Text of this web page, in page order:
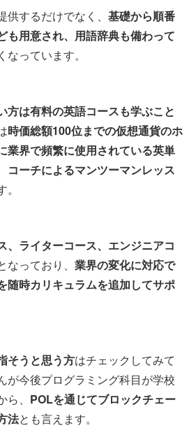
するだけでなく、 基礎から順番
も用意され、用語辞典も備わって
なっています。
方は有料の英語コースも学ぶこと
時価総額100位までの仮想通貨のホ
業界で頻繁に使用されている英単
コーチによるマンツーマンレッス
、ライターコース、エンジニアコ
なっており、 業界の変化に対応で
随時カリキュラムを追加してサポ
そうと思う方はチェックしてみて
が今後プログラミング科目が学校
、 POLを通じてブロックチェー
法とも言えます。